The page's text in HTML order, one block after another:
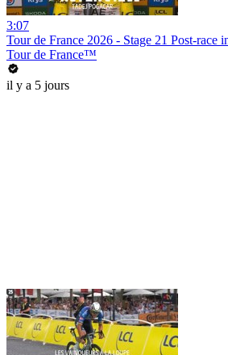
3:07
Tour de France 2026 - Stage 21 Post-race
Tour de France™
il y a 5 jours